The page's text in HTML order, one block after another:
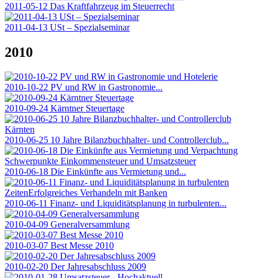
2011-05-12 Das Kraftfahrzeug im Steuerrecht
2011-04-13 USt – Spezialseminar
2010
2010-10-22 PV und RW in Gastronomie...
2010-09-24 Kärntner Steuertage
2010-06-25 10 Jahre Bilanzbuchhalter- und Controllerclub...
2010-06-18 Die Einkünfte aus Vermietung und...
2010-06-11 Finanz- und Liquiditätsplanung in turbulenten...
2010-04-09 Generalversammlung
2010-03-07 Best Messe 2010
2010-02-20 Der Jahresabschluss 2009